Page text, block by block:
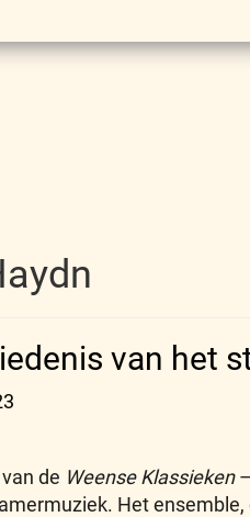
van het
de Weense Klassieken
Het